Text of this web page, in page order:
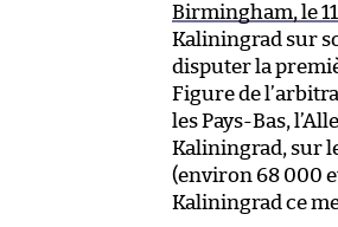
Birmingham, le
Kaliningrad sur
disputer la
Figure de
les Pays-Bas,
Kaliningrad, sur
(environ 68 000
Kaliningrad ce